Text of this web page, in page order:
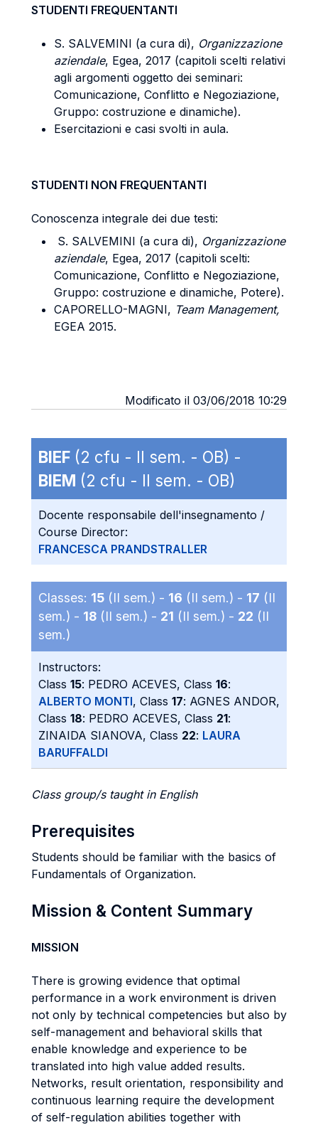
STUDENTI FREQUENTANTI
S. SALVEMINI (a cura di), Organizzazione
aziendale, Egea, 2017 (capitoli scelti relativi
agli argomenti oggetto dei seminari:
Comunicazione, Conflitto e Negoziazione,
Gruppo: costruzione e dinamiche).
Esercitazioni e casi svolti in aula.
STUDENTI NON FREQUENTANTI
Conoscenza integrale dei due testi:
S. SALVEMINI (a cura di), Organizzazione
aziendale, Egea, 2017 (capitoli scelti:
Comunicazione, Conflitto e Negoziazione,
Gruppo: costruzione e dinamiche, Potere).
CAPORELLO-MAGNI, Team Management,
EGEA 2015.
Modificato il 03/06/2018 10:29
BIEF (2 cfu - II sem. - OB) -
BIEM (2 cfu - II sem. - OB)
Docente responsabile dell'insegnamento /
Course Director:
FRANCESCA PRANDSTRALLER
Classes: 15 (II sem.) - 16 (II sem.) - 17 (II
sem.) - 18 (II sem.) - 21 (II sem.) - 22 (II
sem.)
Instructors:
Class 15: PEDRO ACEVES, Class 16:
ALBERTO MONTI, Class 17: AGNES ANDOR,
Class 18: PEDRO ACEVES, Class 21:
ZINAIDA SIANOVA, Class 22: LAURA
BARUFFALDI
Class group/s taught in English
Prerequisites
Students should be familiar with the basics of
Fundamentals of Organization.
Mission & Content Summary
MISSION
There is growing evidence that optimal
performance in a work environment is driven
not only by technical competencies but also by
self-management and behavioral skills that
enable knowledge and experience to be
translated into high value added results.
Networks, result orientation, responsibility and
continuous learning require the development
of self-regulation abilities together with